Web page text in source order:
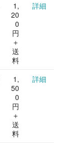
1,
20
0
円
＋
送
料
詳細
1,
50
0
円
＋
送
料
詳細